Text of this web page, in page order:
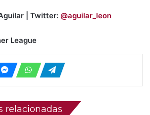
| Twitter: @aguilar_leon
League
relacionadas